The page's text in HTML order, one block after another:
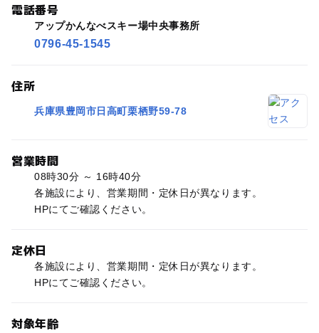
電話番号
アップかんなべスキー場中央事務所
0796-45-1545
住所
兵庫県豊岡市日高町栗栖野59-78
営業時間
08時30分 ～ 16時40分
各施設により、営業期間・定休日が異なります。
HPにてご確認ください。
定休日
各施設により、営業期間・定休日が異なります。
HPにてご確認ください。
対象年齢